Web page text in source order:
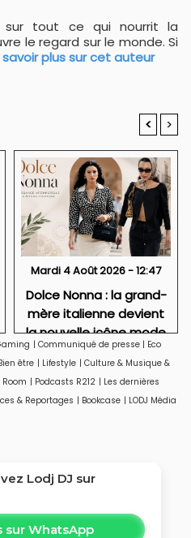
sur tout ce qui nourrit la
le regard sur le monde. Si
savoir plus sur cet auteur
< >
Mardi 4 Août 2026 - 12:47
Dolce Nonna : la grand-
mère italienne devient
la nouvelle icône mode
de la Gen Z
| Communiqué de presse | Eco
être | Lifestyle | Culture & Musique &
Room | Podcasts R212 | Les dernières
& Reportages | Bookcase | LODJ Média
Lodj DJ sur
sur WhatsApp